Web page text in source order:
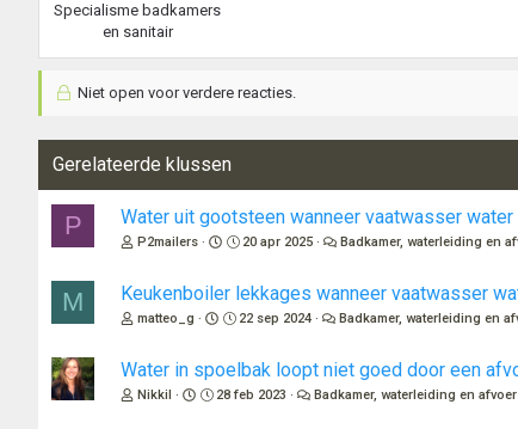
Specialisme badkamers
en sanitair
Niet open voor verdere reacties.
Gerelateerde klussen
P Water uit gootsteen wanneer vaatwasser
P2mailers 20 apr 2025 Badkamer, waterleiding en
M Keukenboiler lekkages wanneer vaatwasser
matteo_g 22 sep 2024 Badkamer, waterleiding en
Water in spoelbak loopt niet goed door een
Nikkil 28 feb 2023 Badkamer, waterleiding en afvoer